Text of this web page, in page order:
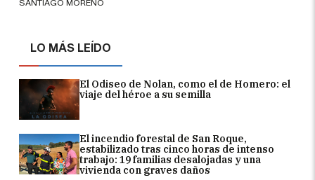
LO MÁS LEÍDO
El Odiseo de Nolan, como el de Homero: el
viaje del héroe a su semilla
El incendio forestal de San Roque,
estabilizado tras cinco horas de intenso
trabajo: 19 familias desalojadas y una
vivienda con graves daños
SANTIAGO MORENO